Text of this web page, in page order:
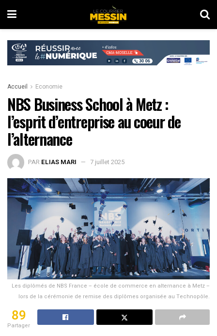
Accueil Economie
NBS Business School à Metz :
l’esprit d’entreprise au coeur de
l’alternance
PAR ELIAS MARI 7 juillet 2025
Les diplômés de NBS France – école de commerce en alternance à Metz –
lors de la cérémonie de remise des diplômes organisée au Technopôle.
89
Partager